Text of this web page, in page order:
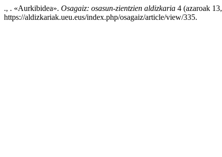
., . «Aurkibidea». Osagaiz: osasun-zientzien aldizkaria 4 (azaroak
https://aldizkariak.ueu.eus/index.php/osagaiz/article/view/335.